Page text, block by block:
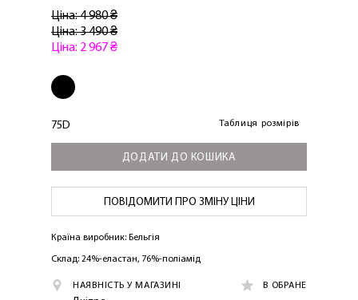
Ціна: 4 980 ₴
Ціна: 3 490 ₴
Ціна: 2 967 ₴
75D Таблиця розмірів
ДОДАТИ ДО КОШИКА
ПОВІДОМИТИ ПРО ЗМІНУ ЦІНИ
Країна виробник: Бельгія
Склад: 24%-еластан, 76%-поліамід
НАЯВНІСТЬ У МАГАЗИНІ В ОБРАНЕ
NOSOVSKI.COM! ПРИЙМІТЬ ВІД НАС